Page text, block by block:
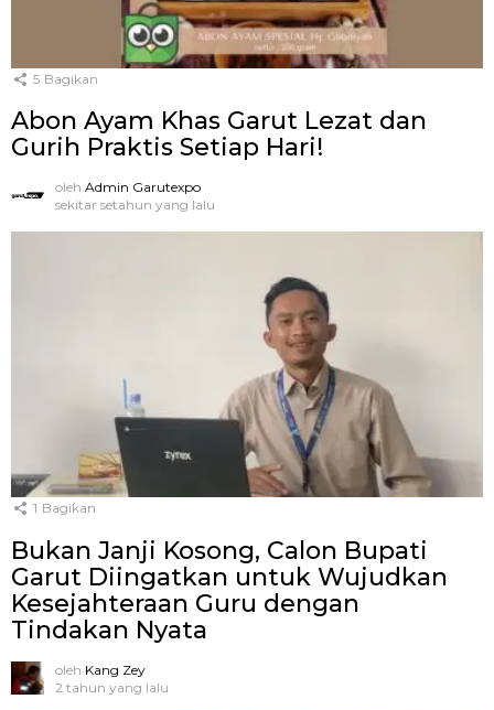
5 Bagikan
Abon Ayam Khas Garut Lezat dan
Gurih Praktis Setiap Hari!
oleh Admin Garutexpo
sekitar setahun yang lalu
1 Bagikan
Bukan Janji Kosong, Calon Bupati
Garut Diingatkan untuk Wujudkan
Kesejahteraan Guru dengan
Tindakan Nyata
oleh Kang Zey
2 tahun yang lalu